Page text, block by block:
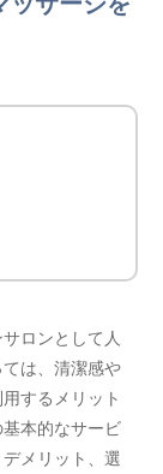
ロンとして人
は、清潔感や
するメリット
本的なサービ
メリット、選